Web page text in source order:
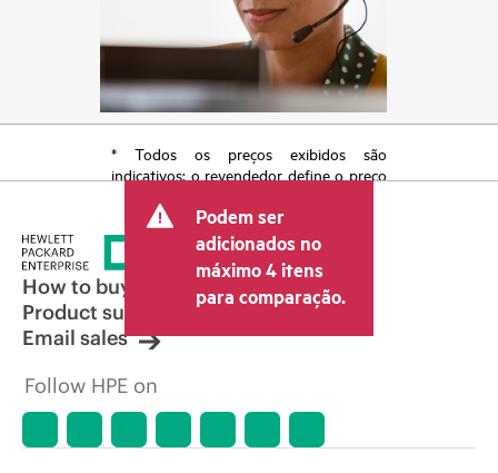
* Todos os preços exibidos são
indicativos; o revendedor define o preço
taxas, como IVA/imposto sobre vendas e
envio. O preço transacional definido
pelo revendedor pode variar em relação
a outros revendedores e ao preço
indicativo exibido. O preço indicativo
poderá incluir ofertas promocionais por
tempo limitado. A HPE se reserva o
qualquer momento por motivos que
incluem, sem limitação, mudança nas
de produtos, disponibilidade de
Podem ser
adicionados no
máximo 4 itens
para comparação.
How to buy
Product support
Email sales
Follow HPE on